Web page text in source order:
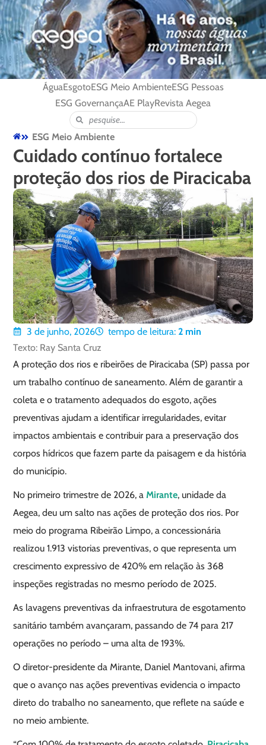
ÁguaEsgotoESG Meio AmbienteESG Pessoas
ESG GovernançaAE PlayRevista Aegea
ESG Meio Ambiente
Cuidado contínuo fortalece
proteção dos rios de Piracicaba
3 de junho, 2026 tempo de leitura: 2 min
Texto: Ray Santa Cruz
A proteção dos rios e ribeirões de Piracicaba (SP) passa por
um trabalho contínuo de saneamento. Além de garantir a
coleta e o tratamento adequados do esgoto, ações
preventivas ajudam a identificar irregularidades, evitar
impactos ambientais e contribuir para a preservação dos
corpos hídricos que fazem parte da paisagem e da história
do município.
No primeiro trimestre de 2026, a Mirante, unidade da
Aegea, deu um salto nas ações de proteção dos rios. Por
meio do programa Ribeirão Limpo, a concessionária
realizou 1.913 vistorias preventivas, o que representa um
crescimento expressivo de 420% em relação às 368
inspeções registradas no mesmo período de 2025.
As lavagens preventivas da infraestrutura de esgotamento
sanitário também avançaram, passando de 74 para 217
operações no período – uma alta de 193%.
O diretor-presidente da Mirante, Daniel Mantovani, afirma
que o avanço nas ações preventivas evidencia o impacto
direto do trabalho no saneamento, que reflete na saúde e
no meio ambiente.